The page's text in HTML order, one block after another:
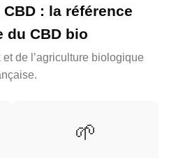
: la référence
du CBD bio
de l’agriculture biologique
🌱